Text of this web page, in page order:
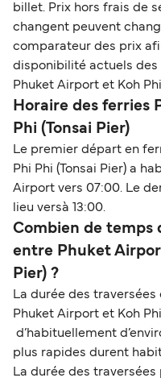
billet. Prix hors frais de
changent peuvent
comparateur des prix
disponibilité actuels
Phuket Airport et Koh
Horaire des ferries
Phi (Tonsai Pier)
Le premier départ en
Phi Phi (Tonsai Pier) a
Airport vers 07:00. Le
lieu versà 13:00.
Combien de temps
entre Phuket
Pier) ?
La durée des
Phuket Airport et Koh
d’habituellement
plus rapides durent
La durée des traversées